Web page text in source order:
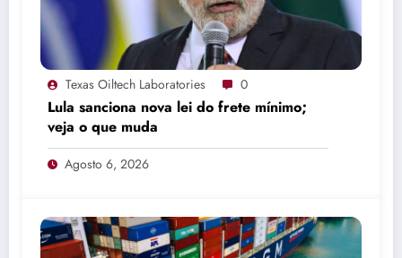
Texas Oiltech Laboratories 0
Lula sanciona nova lei do frete mínimo;
veja o que muda
Agosto 6, 2026